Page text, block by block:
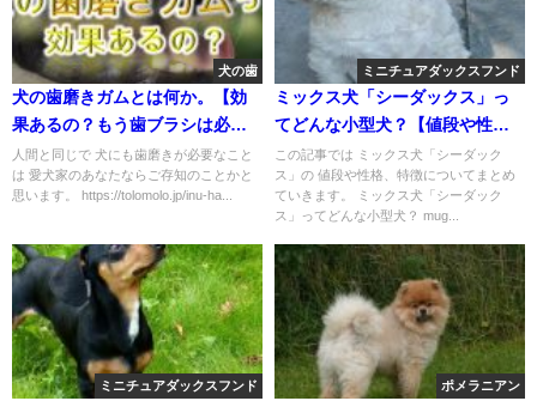
犬の歯
犬の歯磨きガムとは何か。【効
果あるの？もう歯ブラシは必要
ない!?】
人間と同じで 犬にも歯磨きが必要なこと
は 愛犬家のあなたならご存知のことかと
思います。 https://tolomolo.jp/inu-ha...
ミニチュアダックスフンド
ミックス犬「シーダックス」っ
てどんな小型犬？【値段や性
格、特徴をまとめました！】
この記事では ミックス犬「シーダック
ス」の 値段や性格、特徴についてまとめ
ていきます。 ミックス犬「シーダック
ス」ってどんな小型犬？ mug...
ミニチュアダックスフンド ポメラニアン